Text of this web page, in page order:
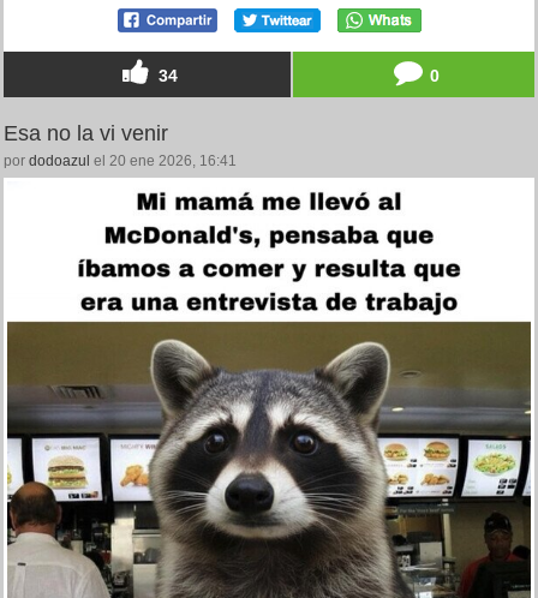
34 0
Esa no la vi venir
por dodoazul el 20 ene 2026, 16:41